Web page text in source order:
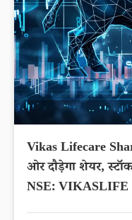
Vikas Lifecare
ओर दौड़ेगा शेयर,
NSE: VIKASLIFE